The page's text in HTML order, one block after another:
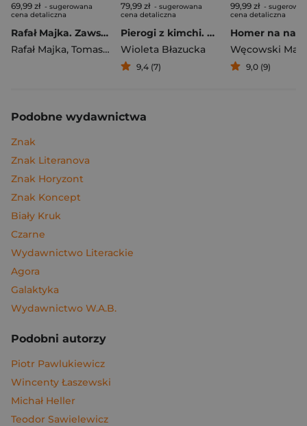
69,99 zł - sugerowana
cena detaliczna
Rafał Majka. Zawsze z przodu. Rozmawia Tomasz Kalemba - książka z autografem
Rafał Majka, Tomasz Kalemba
79,99 zł - sugerowana
cena detaliczna
Pierogi z kimchi. Moje ulubione azjatyckie przepisy
Wioleta Błazucka
9,4 (7)
99,99 zł -
cena detaliczna
Węcowski
9,0 (9)
Podobne wydawnictwa
Znak
Znak Literanova
Znak Horyzont
Znak Koncept
Biały Kruk
Czarne
Wydawnictwo Literackie
Agora
Galaktyka
Wydawnictwo W.A.B.
Podobni autorzy
Piotr Pawlukiewicz
Wincenty Łaszewski
Michał Heller
Teodor Sawielewicz